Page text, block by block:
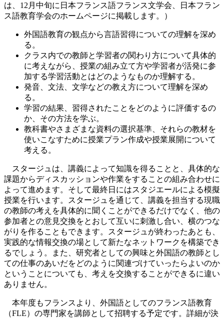
は、12月中旬に日本フランス語フランス文学会、日本フラン
ス語教育学会のホームページに掲載します。）
外国語教育の観点から言語習得についての理解を深め
る。
クラス内での教師と学習者の関わり方について具体的
に考えながら、授業の組み立て方や学習者が活発に参
加する学習活動とはどのようなものか理解する。
発音、文法、文学などの教え方について理解を深め
る。
学習の結果、習得されたことをどのように評価するの
か、その方法を学ぶ。
教科書やさまざまな資料の選択基準、それらの教材を
使いこなすために授業プラン作成や授業展開について
考える。
スタージュは、講義によって知識を得ることと、具体的な
課題からディスカッションや作業をすることの組み合わせに
よって進めます。そして最終日にはスタジエールによる模擬
授業を行います。スタージュを通じて、講義を担当する現職
の教師の考えを具体的に聞くことができるだけでなく、他の
参加者との意見交換をとおして互いに刺激し合い、横のつな
がりを作ることもできます。スタージュが終わったあとも、
実践的な情報交換の場として新たなネットワークを構築でき
るでしょう。また、研究者としての興味と外国語の教師とし
ての仕事のあいだをどのように関連づけていったらよいのか
ということについても、考えを交換することができるに違い
ありません。
本年度もフランスより、外国語としてのフランス語教育
（FLE）の専門家を講師として招聘する予定です。詳細が決